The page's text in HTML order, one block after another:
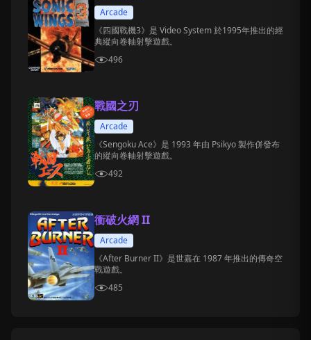
Arcade
《四國戰機3》是 Video System 於1995年推出的經
典縱向卷軸射擊遊戲。
496
戰國之刃
Arcade
《Sengoku Ace》是 1993 年由 Psikyo 製作併發布
的縱向卷軸射擊遊戲。
492
衝破火網 II
Arcade
《After Burner II》是世嘉在 1987 年推出的傳奇空
戰遊戲。
485